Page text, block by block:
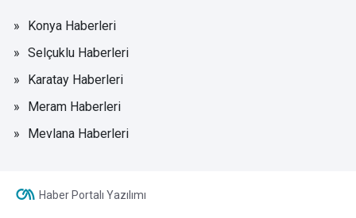
Konya Haberleri
Selçuklu Haberleri
Karatay Haberleri
Meram Haberleri
Mevlana Haberleri
Haber Portalı Yazılımı